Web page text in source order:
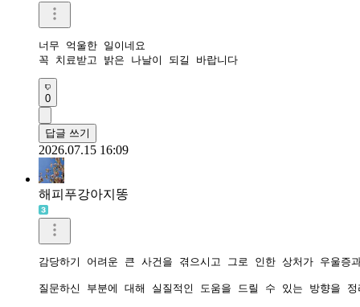
너무 억울한 일이네요
꼭 치료받고 밝은 나날이 되길 바랍니다
0
답글 쓰기
2026.07.15 16:09
해피푸강아지똥
감당하기 어려운 큰 사건을 겪으시고 그로 인한 상처가 우울
질문하신 부분에 대해 실질적인 도움을 드릴 수 있는 방향을